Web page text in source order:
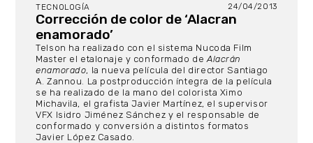
TECNOLOGÍA 24/04/2013
Corrección de color de ‘Alacran
enamorado’
Telson ha realizado con el sistema Nucoda Film
Master el etalonaje y conformado de Alacrán
enamorado, la nueva película del director Santiago
A. Zannou. La postproducción íntegra de la película
se ha realizado de la mano del colorista Ximo
Michavila, el grafista Javier Martínez, el supervisor
VFX Isidro Jiménez Sánchez y el responsable de
conformado y conversión a distintos formatos
Javier López Casado.